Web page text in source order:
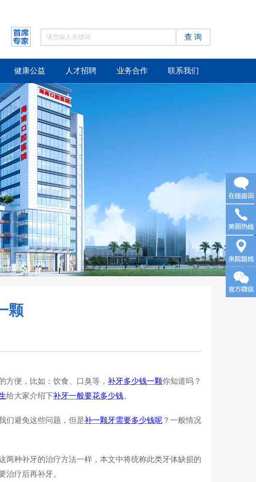
查 询
健康公益 人才招聘 业务合作 联系我们
颗
方便，比如：饮食、口臭等， 补牙多少钱一颗你知道吗？
给大家介绍下补牙一般要花多少钱。
们避免这些问题，但是补一颗牙需要多少钱呢 ？一般情况
种补牙的治疗方法一样，本文中将统称此类牙体缺损的
治疗后再补牙。
在线咨
询
来院路